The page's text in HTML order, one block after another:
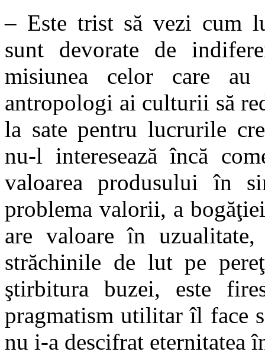
– Este trist să vezi cum
sunt devorate de
misiunea celor care
antropologi ai culturii să
la sate pentru lucrurile
nu-l interesează încă
valoarea produsului în
problema valorii, a
are valoare în
străchinile de lut pe
ştirbitura buzei, este
pragmatism utilitar îl face
nu i-a descifrat eternitatea